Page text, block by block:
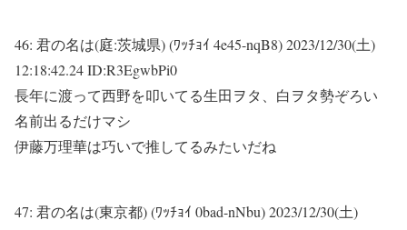
46: 君の名は(庭:茨城県) (ﾜｯﾁｮｲ 4e45-nqB8)2023/12/30(土)
12:18:42.24 ID:R3EgwbPi0
長年に渡って西野を叩いてる生田ヲタ、白ヲタ勢ぞろい
名前出るだけマシ
伊藤万理華は巧いで推してるみたいだね
47: 君の名は(東京都) (ﾜｯﾁｮｲ 0bad-nNbu)2023/12/30(土)